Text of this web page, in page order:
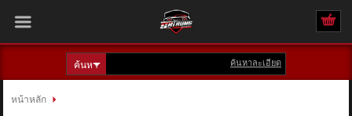
เข้าสู่ระบบ
ค้นหาละเอียด
หน้าหลัก